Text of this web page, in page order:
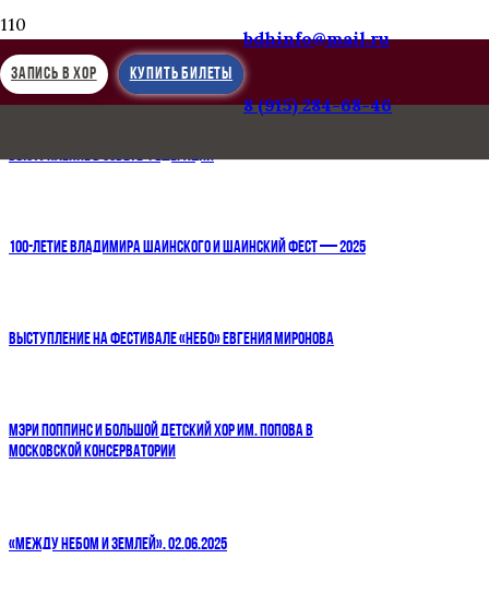
ЗАПИСЬ В ХОР КУПИТЬ БИЛЕТЫ
bdhinfo@mail.ru
8 (915) 284-68-46
ПСКОВСКИЙ КРЕМЛЬ. БДХ НА ФЕСТИВАЛЬ ИМ. ГРИВСКОГО
ВЫСТУПЛЕНИЕ В СОВЕТЕ ФЕДЕРАЦИИ
100-ЛЕТИЕ ВЛАДИМИРА ШАИНСКОГО И ШАИНСКИЙ ФЕСТ — 2025
ВЫСТУПЛЕНИЕ НА ФЕСТИВАЛЕ «НЕБО» ЕВГЕНИЯ МИРОНОВА
МЭРИ ПОППИНС И БОЛЬШОЙ ДЕТСКИЙ ХОР ИМ. ПОПОВА В
МОСКОВСКОЙ КОНСЕРВАТОРИИ
«МЕЖДУ НЕБОМ И ЗЕМЛЕЙ». 02.06.2025